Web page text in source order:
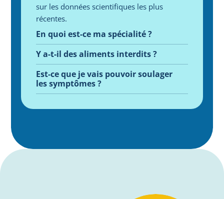
sur les données scientifiques les plus
récentes.
En quoi est-ce ma spécialité ?
Y a-t-il des aliments interdits ?
Est-ce que je vais pouvoir soulager
les symptômes ?